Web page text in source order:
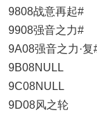
9808战意再起#
9908强音之力#
9A08强音之力·复
9B08NULL
9C08NULL
9D08风之轮